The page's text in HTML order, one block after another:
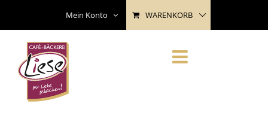
content
Mein Konto WARENKORB